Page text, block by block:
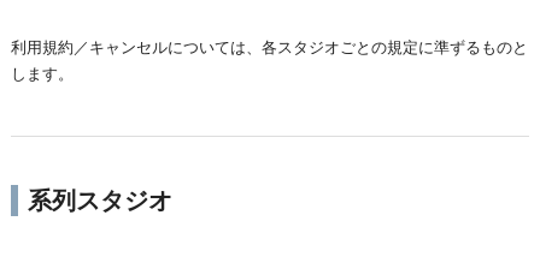
利用規約／キャンセルについては、各スタジオごとの規定に準ずるものと
します。
系列スタジオ